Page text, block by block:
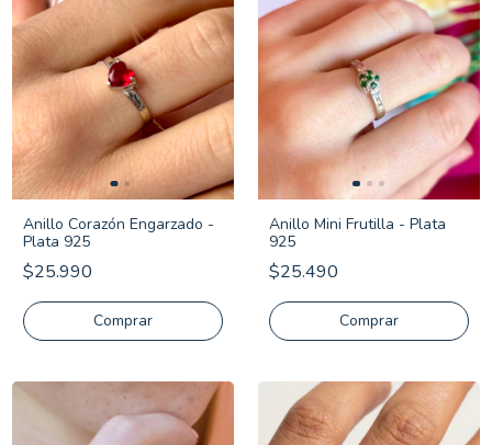
Anillo Corazón Engarzado -
Plata 925
$25.990
Comprar
Anillo Mini Frutilla - Plata
925
$25.490
Comprar